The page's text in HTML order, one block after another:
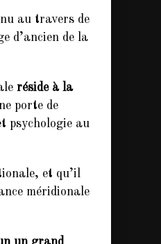
au travers de
d’ancien de la
réside à la
porte de
psychologie au
et qu’il
méridionale